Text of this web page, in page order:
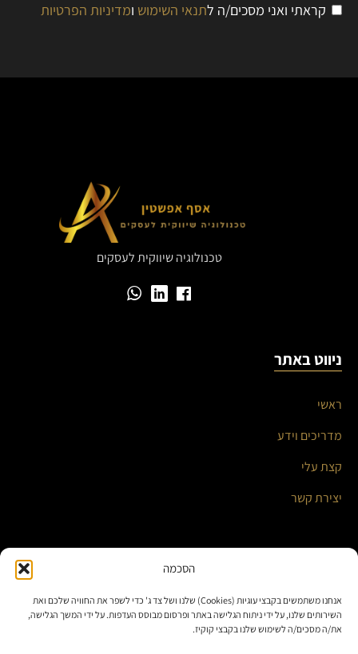
הסכמה
אנחנו משתמשים בקבצי עוגיות (Cookies) שלנו ושל צד ג' כדי לשפר את החוויה שלכם ואת
השירותים שלנו, על ידי ניתוח הגלישה באתר ופרסום מבוסס העדפות. על ידי המשך הגלישה,
את/ה מסכים/ה לשימוש שלנו בקבצי קוקיז.
קראתי ואני מסכים/ה לתנאי השימוש ומדיניות הפרטיות
טכנולוגיה שיווקית לעסקים
ניווט באתר
ראשי
מדריכים וידע
קצת עלי
יצירת קשר
אוטומציה עסקית ואינטגרציות חכמות
בניית אתרים ומערכות תוכן